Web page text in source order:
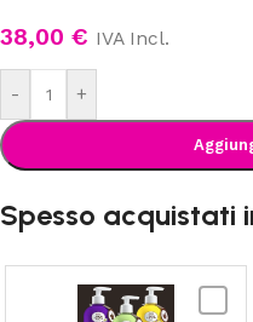
38,00 € IVA Incl.
- +
Spesso acquistati